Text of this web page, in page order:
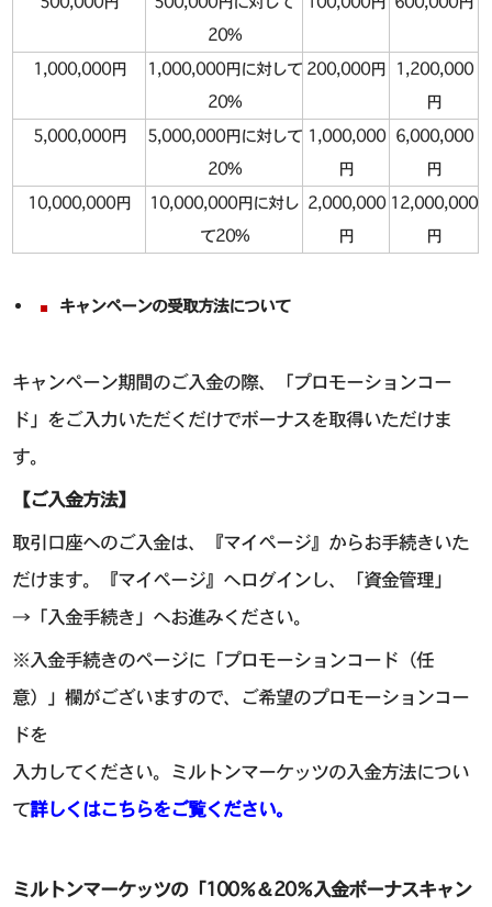
20%
1,000,000円
1,000,000円に対して
20%
200,000円 1,200,000
円
5,000,000円
5,000,000円に対して
20%
1,000,000
円
6,000,000
円
10,000,000円
10,000,000円に対し
て20%
2,000,000
円
12,000,000
円
キャンペーンの受取方法について
キャンペーン期間のご入金の際、「プロモーションコー
ド」をご入力いただくだけでボーナスを取得いただけま
す。
【ご入金方法】
取引口座へのご入金は、『マイページ』からお手続きいた
だけます。『マイページ』へログインし、「資金管理」
→「入金手続き」へお進みください。
※入金手続きのページに「プロモーションコード（任
意）」欄がございますので、ご希望のプロモーションコー
ドを
入力してください。ミルトンマーケッツの入金方法につい
て詳しくはこちらをご覧ください。
ミルトンマーケッツの「100％＆20％入金ボーナスキャン